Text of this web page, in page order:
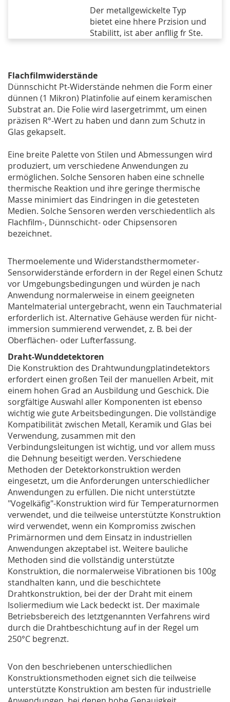
Der metallgewickelte Typ
bietet eine hhere Przision und
Stabilitt, ist aber anfllig fr Ste.
Flachfilmwiderstände
Dünnschicht Pt-Widerstände nehmen die Form einer
dünnen (1 Mikron) Platinfolie auf einem keramischen
Substrat an. Die Folie wird lasergetrimmt, um einen
präzisen R°-Wert zu haben und dann zum Schutz in
Glas gekapselt.
Eine breite Palette von Stilen und Abmessungen wird
produziert, um verschiedene Anwendungen zu
ermöglichen. Solche Sensoren haben eine schnelle
thermische Reaktion und ihre geringe thermische
Masse minimiert das Eindringen in die getesteten
Medien. Solche Sensoren werden verschiedentlich als
Flachfilm-, Dünnschicht- oder Chipsensoren
bezeichnet.
Thermoelemente und Widerstandsthermometer-
Sensorwiderstände erfordern in der Regel einen Schutz
vor Umgebungsbedingungen und würden je nach
Anwendung normalerweise in einem geeigneten
Mantelmaterial untergebracht, wenn ein Tauchmaterial
erforderlich ist. Alternative Gehäuse werden für nicht-
immersion summierend verwendet, z. B. bei der
Oberflächen- oder Lufterfassung.
Draht-Wunddetektoren
Die Konstruktion des Drahtwundungplatindetektors
erfordert einen großen Teil der manuellen Arbeit, mit
einem hohen Grad an Ausbildung und Geschick. Die
sorgfältige Auswahl aller Komponenten ist ebenso
wichtig wie gute Arbeitsbedingungen. Die vollständige
Kompatibilität zwischen Metall, Keramik und Glas bei
Verwendung, zusammen mit den
Verbindungsleitungen ist wichtig, und vor allem muss
die Dehnung beseitigt werden. Verschiedene
Methoden der Detektorkonstruktion werden
eingesetzt, um die Anforderungen unterschiedlicher
Anwendungen zu erfüllen. Die nicht unterstützte
"Vogelkäfig"-Konstruktion wird für Temperaturnormen
verwendet, und die teilweise unterstützte Konstruktion
wird verwendet, wenn ein Kompromiss zwischen
Primärnormen und dem Einsatz in industriellen
Anwendungen akzeptabel ist. Weitere bauliche
Methoden sind die vollständig unterstützte
Konstruktion, die normalerweise Vibrationen bis 100g
standhalten kann, und die beschichtete
Drahtkonstruktion, bei der der Draht mit einem
Isoliermedium wie Lack bedeckt ist. Der maximale
Betriebsbereich des letztgenannten Verfahrens wird
durch die Drahtbeschichtung auf in der Regel um
250°C begrenzt.
Von den beschriebenen unterschiedlichen
Konstruktionsmethoden eignet sich die teilweise
unterstützte Konstruktion am besten für industrielle